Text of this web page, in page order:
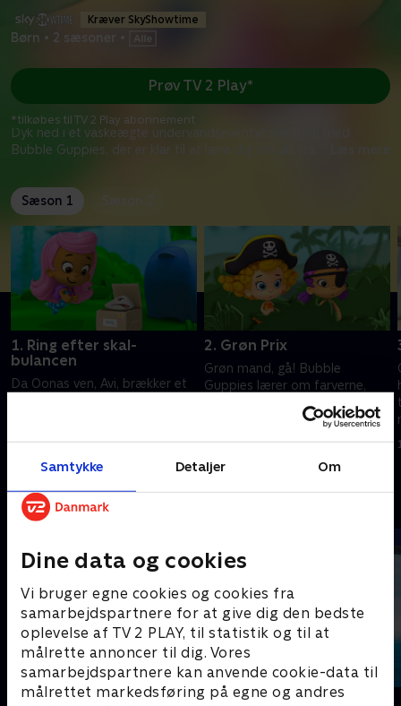
Samtykke Detaljer Om
Dine data og cookies
Vi bruger egne cookies og cookies fra
samarbejdspartnere for at give dig den bedste
oplevelse af TV 2 PLAY, til statistik og til at
målrette annoncer til dig. Vores
samarbejdspartnere kan anvende cookie-data til
målrettet markedsføring på egne og andres
Kræver SkyShowtime
Børn • 2 sæsoner •
Dyk ned i et vaskeægte undervandseventyr sammen med
Bubble Guppies, der er klar til at lære dig om alt fra
Prøv TV 2 Play*
*tilkøbes til TV 2 Play abonnement
Sæson 1
1. Ring efter skal-
bulancen
Da Oonas ven, Avi, brækker et
gøre alle raske.
2. Grøn Prix
Grøn mand, gå! Bubble
Guppies lærer om farverne,
dem med at blande farverne,
1. juli 2021 • 22 min
Andre så også